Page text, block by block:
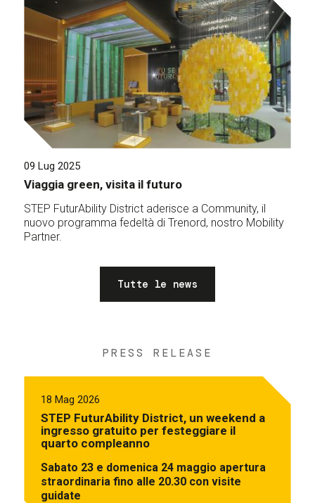
09 Lug 2025
Viaggia green, visita il futuro
STEP FuturAbility District aderisce a Community, il
nuovo programma fedeltà di Trenord, nostro Mobility
Partner.
Tutte le news
PRESS RELEASE
18 Mag 2026
STEP FuturAbility District, un weekend a
ingresso gratuito per festeggiare il
quarto compleanno
Sabato 23 e domenica 24 maggio apertura
straordinaria fino alle 20.30 con visite
guidate